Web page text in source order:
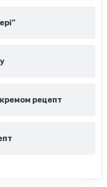
рецепт